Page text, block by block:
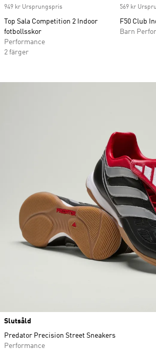
949 kr Ursprungspris
Top Sala Competition 2 Indoor
fotbollsskor
Performance
2 färger
569 kr
F50 Club
Barn
Slutsåld
Predator Precision Street Sneakers
Performance